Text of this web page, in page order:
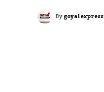
Bygoyalexpress